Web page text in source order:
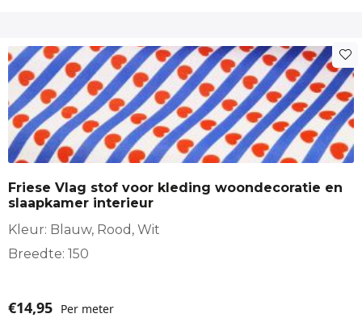
Friese Vlag stof voor kleding woondecoratie en
slaapkamer interieur
Kleur: Blauw, Rood, Wit
Breedte: 150
€14,95 Per meter